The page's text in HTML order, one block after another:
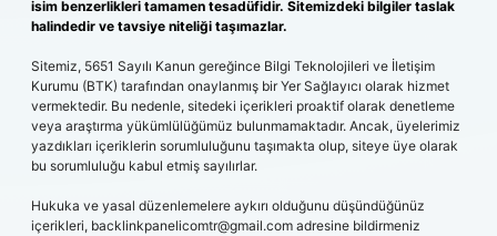
isim benzerlikleri tamamen tesadüfidir. Sitemizdeki bilgiler taslak
halindedir ve tavsiye niteliği taşımazlar.
Sitemiz, 5651 Sayılı Kanun gereğince Bilgi Teknolojileri ve İletişim
Kurumu (BTK) tarafından onaylanmış bir Yer Sağlayıcı olarak hizmet
vermektedir. Bu nedenle, sitedeki içerikleri proaktif olarak denetleme
veya araştırma yükümlülüğümüz bulunmamaktadır. Ancak, üyelerimiz
yazdıkları içeriklerin sorumluluğunu taşımakta olup, siteye üye olarak
bu sorumluluğu kabul etmiş sayılırlar.
Hukuka ve yasal düzenlemelere aykırı olduğunu düşündüğünüz
içerikleri, backlinkpanelicomtr@gmail.com adresine bildirmeniz